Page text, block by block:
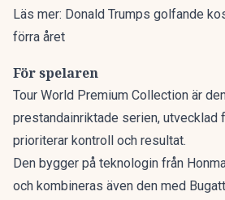
Läs mer: Donald Trumps golfande
förra året
För spelaren
Tour World Premium Collection är
prestandainriktade serien, utvecklad
prioriterar kontroll och resultat.
Den bygger på teknologin från
och kombineras även den med